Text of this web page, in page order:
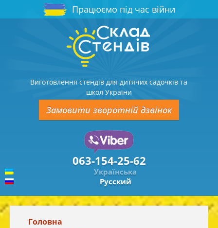
Працюємо під час війни
Виготовлення стендів для дитячих садочків та
школ України
Замовити зворотній дзвінок
063-154-25-62
Українська
Русский
Головна